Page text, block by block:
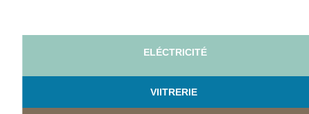
ELÉCTRICITÉ
VIITRERIE